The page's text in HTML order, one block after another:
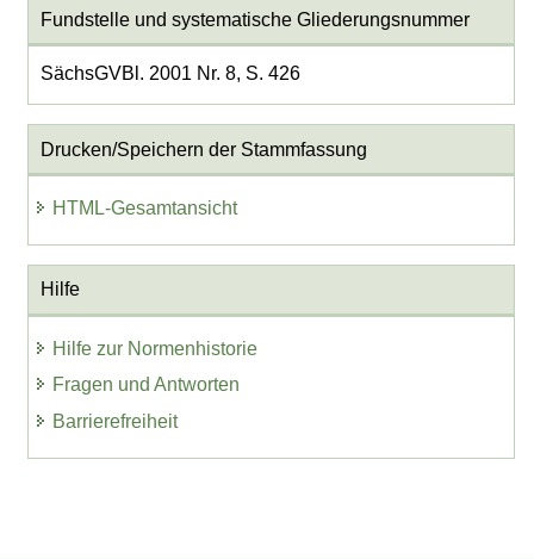
Fundstelle und systematische Gliederungsnummer
SächsGVBl. 2001 Nr. 8, S. 426
Drucken/Speichern der Stammfassung
HTML-Gesamtansicht
Hilfe
Hilfe zur Normenhistorie
Fragen und Antworten
Barrierefreiheit